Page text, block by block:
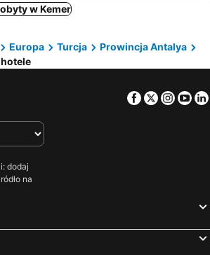
Rixos Sungate
Miarosa Kemer Beach
Corendon Hydros Club Kemer
Adult Only
Mirada Del Mar Hotel
Beach
Gural Premier Tekirova
w Kemer
Europa Turcja
Prowincja Antalya
Facebook
Twitter
dodaj
na